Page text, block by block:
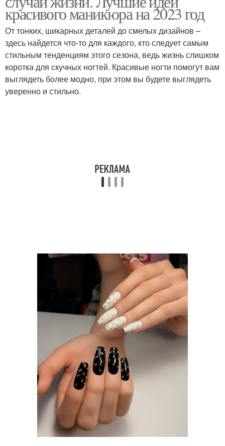
красивого маникюра на 2023 год
От тонких, шикарных деталей до смелых дизайнов –
здесь найдется что-то для каждого, кто следует самым
стильным тенденциям этого сезона, ведь жизнь слишком
коротка для скучных ногтей. Красивые ногти помогут вам
выглядеть более модно, при этом вы будете выглядеть
уверенно и стильно.